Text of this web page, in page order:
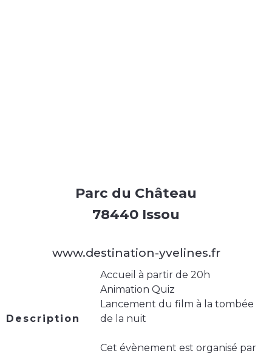
Parc du Château
78440 Issou
www.destination-yvelines.fr
Description
Accueil à partir de 20h
Animation Quiz
Lancement du film à la tombée
de la nuit
Cet évènement est organisé par